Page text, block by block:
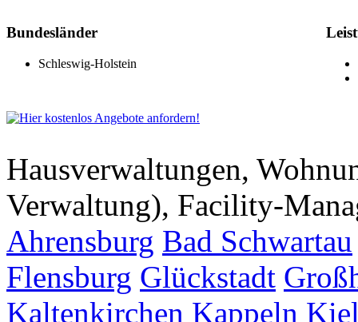
Bundesländer
Schleswig-Holstein
Hausverwaltungen,
Verwaltung), Facility-
Ahrensburg Bad Schwartau
Flensburg Glückstadt
Kaltenkirchen Kappeln